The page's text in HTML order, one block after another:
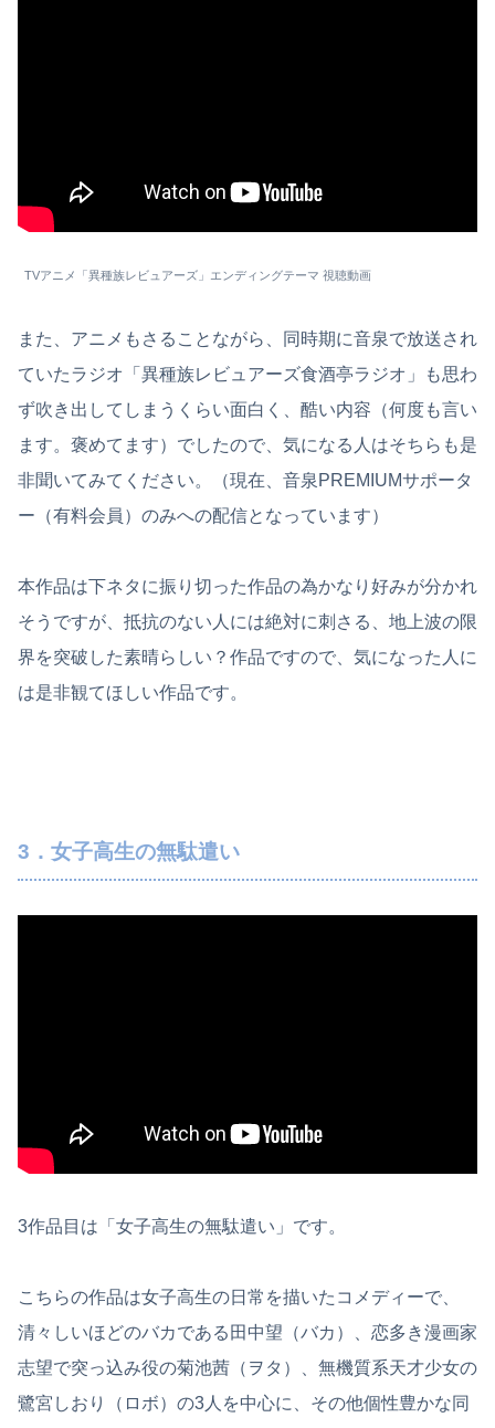
TVアニメ「異種族レビュアーズ」エンディングテーマ 視聴動画
また、アニメもさることながら、同時期に音泉で放送され
ていたラジオ「異種族レビュアーズ食酒亭ラジオ」も思わ
ず吹き出してしまうくらい面白く、酷い内容（何度も言い
ます。褒めてます）でしたので、気になる人はそちらも是
非聞いてみてください。（現在、音泉PREMIUMサポータ
ー（有料会員）のみへの配信となっています）
本作品は下ネタに振り切った作品の為かなり好みが分かれ
そうですが、抵抗のない人には絶対に刺さる、地上波の限
界を突破した素晴らしい？作品ですので、気になった人に
は是非観てほしい作品です。
3．女子高生の無駄遣い
3作品目は「女子高生の無駄遣い」です。
こちらの作品は女子高生の日常を描いたコメディーで、
清々しいほどのバカである田中望（バカ）、恋多き漫画家
志望で突っ込み役の菊池茜（ヲタ）、無機質系天才少女の
鷺宮しおり（ロボ）の3人を中心に、その他個性豊かな同